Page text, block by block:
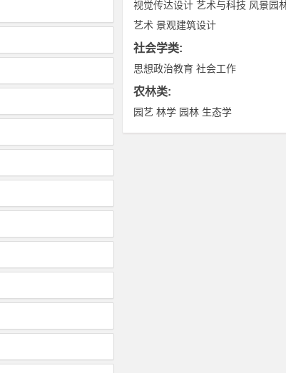
视觉传达设计 艺术与科技 风景园
艺术 景观建筑设计
社会学类:
思想政治教育 社会工作
农林类:
园艺 林学 园林 生态学